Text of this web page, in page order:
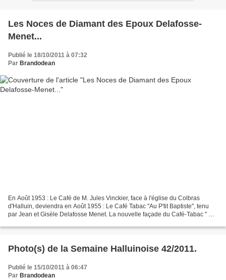
Les Noces de Diamant des Epoux Delafosse-
Menet...
Publié le 18/10/2011 à 07:32
Par Brandodean
En Août 1953 : Le Café de M. Jules Vinckier, face à l'église du Colbras
d'Halluin, deviendra en Août 1955 : Le Café Tabac "Au P'tit Baptiste", tenu
par Jean et Gisèle Delafosse Menet. La nouvelle façade du Café-Tabac " Au
Photo(s) de la Semaine Halluinoise 42/2011.
Publié le 15/10/2011 à 06:47
Par Brandodean